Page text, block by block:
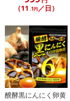
◆『水素吸蔵サンゴ
さも元素の中で最
小サイズ。また、私
存在度が大きい元素
ける方のサポートが
◆『11種類のビタミ
ン。
ビタミンは多目的に
（11 .1円／日）
醗酵黒にんにく卵黄